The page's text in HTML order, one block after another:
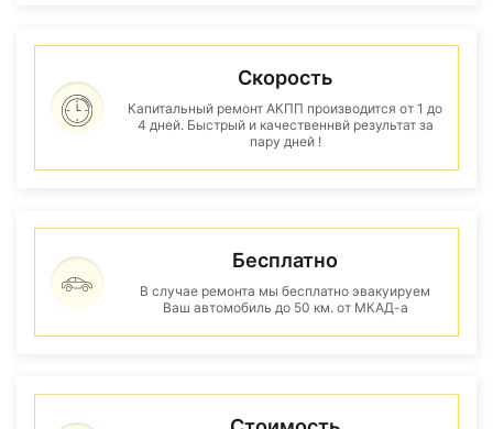
Скорость
Капитальный ремонт АКПП производится от 1 до
4 дней. Быстрый и качественнвй результат за
пару дней !
Бесплатно
В случае ремонта мы бесплатно эвакуируем
Ваш автомобиль до 50 км. от МКАД-а